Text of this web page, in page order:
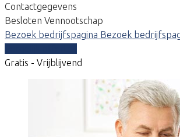
Contactgegevens
Besloten Vennootschap
Bezoek bedrijfspagina Bezoek
Gratis - Vrijblijvend